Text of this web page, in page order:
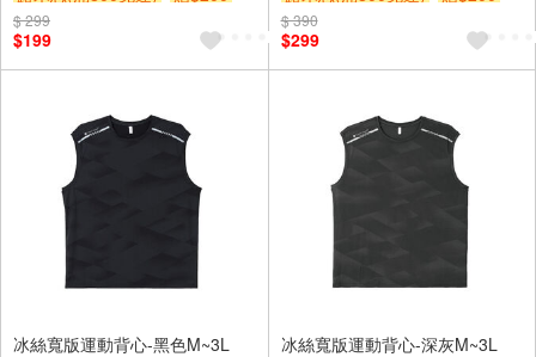
$ 299
$199
$ 390
$299
冰絲寬版運動背心-黑色M~3L
冰絲寬版運動背心-深灰M~3L